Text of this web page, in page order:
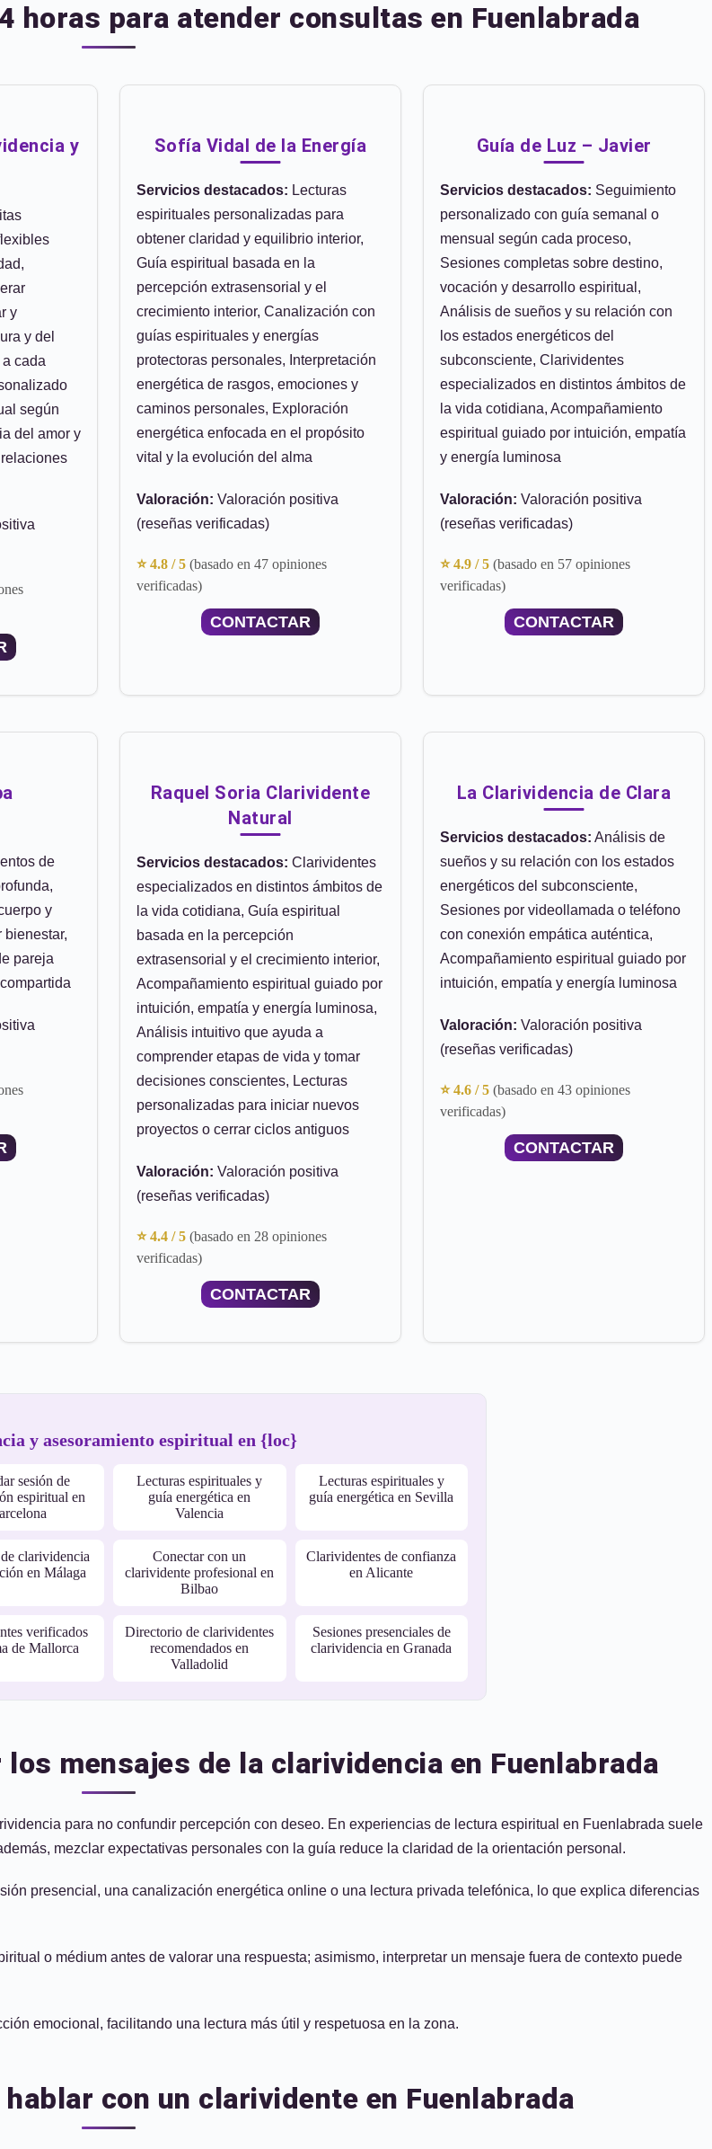
horas para atender consultas en Fuenlabrada
y
y
y del
cada
según
del amor y
Sofía Vidal de la Energía
Servicios destacados: Lecturas
espirituales personalizadas para
obtener claridad y equilibrio interior,
Guía espiritual basada en la
percepción extrasensorial y el
crecimiento interior, Canalización con
guías espirituales y energías
protectoras personales, Interpretación
energética de rasgos, emociones y
caminos personales, Exploración
energética enfocada en el propósito
vital y la evolución del alma
Valoración: Valoración positiva
(reseñas verificadas)
⭐ 4.8 / 5 (basado en 47 opiniones
verificadas)
CONTACTAR
Guía de Luz – Javier
Servicios destacados: Seguimiento
personalizado con guía semanal o
mensual según cada proceso,
Sesiones completas sobre destino,
vocación y desarrollo espiritual,
Análisis de sueños y su relación con
los estados energéticos del
subconsciente, Clarividentes
especializados en distintos ámbitos de
la vida cotidiana, Acompañamiento
espiritual guiado por intuición, empatía
y energía luminosa
Valoración: Valoración positiva
(reseñas verificadas)
⭐ 4.9 / 5 (basado en 57 opiniones
verificadas)
CONTACTAR
de
y
bienestar,
pareja
Raquel Soria Clarividente
Natural
Servicios destacados: Clarividentes
especializados en distintos ámbitos de
la vida cotidiana, Guía espiritual
basada en la percepción
extrasensorial y el crecimiento interior,
Acompañamiento espiritual guiado por
intuición, empatía y energía luminosa,
Análisis intuitivo que ayuda a
comprender etapas de vida y tomar
decisiones conscientes, Lecturas
personalizadas para iniciar nuevos
proyectos o cerrar ciclos antiguos
Valoración: Valoración positiva
(reseñas verificadas)
⭐ 4.4 / 5 (basado en 28 opiniones
verificadas)
CONTACTAR
La Clarividencia de Clara
Servicios destacados: Análisis de
sueños y su relación con los estados
energéticos del subconsciente,
Sesiones por videollamada o teléfono
con conexión empática auténtica,
Acompañamiento espiritual guiado por
intuición, empatía y energía luminosa
Valoración: Valoración positiva
(reseñas verificadas)
⭐ 4.6 / 5 (basado en 43 opiniones
verificadas)
CONTACTAR
y asesoramiento espiritual en {loc}
sesión de
espiritual en
Lecturas espirituales y
guía energética en
Valencia
Lecturas espirituales y
guía energética en Sevilla
clarividencia
en Málaga
Conectar con un
clarividente profesional en
Bilbao
Clarividentes de confianza
en Alicante
verificados
de Mallorca
Directorio de clarividentes
recomendados en
Valladolid
Sesiones presenciales de
clarividencia en Granada
mensajes de la clarividencia en Fuenlabrada
para no confundir percepción con deseo. En experiencias de lectura espiritual en Fuenlabrada suele
mezclar expectativas personales con la guía reduce la claridad de la orientación personal.
presencial, una canalización energética online o una lectura privada telefónica, lo que explica diferencias
o médium antes de valorar una respuesta; asimismo, interpretar un mensaje fuera de contexto puede
emocional, facilitando una lectura más útil y respetuosa en la zona.
con un clarividente en Fuenlabrada